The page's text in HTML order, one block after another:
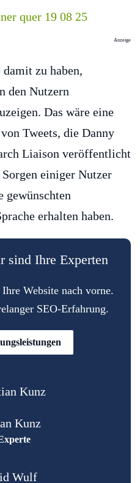
Anzeige
zu haben,
den Nutzern
Das wäre eine
Tweets, die Danny
Liaison veröffentlicht
einiger Nutzer
gewünschten
erhalten haben.
sind Ihre Experten
Website nach vorne.
SEO-Erfahrung.
Kunz